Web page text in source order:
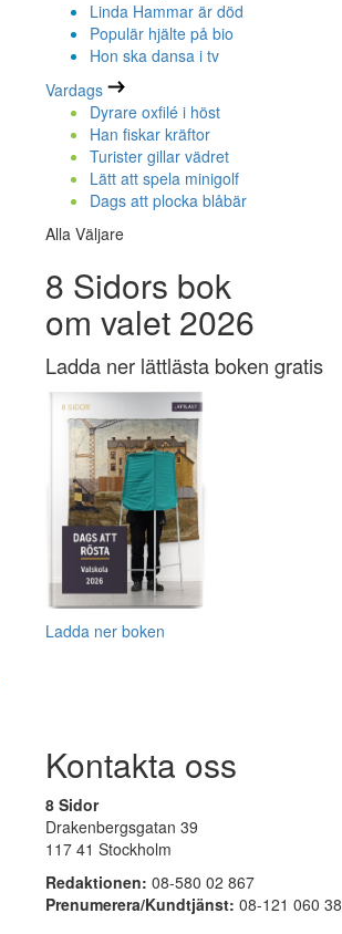
Linda Hammar är död
Populär hjälte på bio
Hon ska dansa i tv
Vardags
Dyrare oxfilé i höst
Han fiskar kräftor
Turister gillar vädret
Lätt att spela minigolf
Dags att plocka blåbär
Alla Väljare
8 Sidors bok
om valet 2026
Ladda ner lättlästa boken gratis
Ladda ner boken
Kontakta oss
8 Sidor
Drakenbergsgatan 39
117 41 Stockholm
Redaktionen: 08-580 02 867
Prenumerera/Kundtjänst: 08-121 060 38